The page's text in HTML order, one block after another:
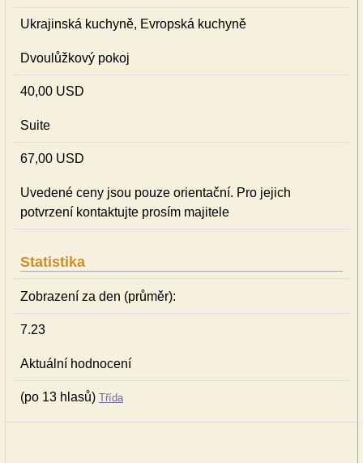
Ukrajinská kuchyně, Evropská kuchyně
Dvoulůžkový pokoj
40,00 USD
Suite
67,00 USD
Uvedené ceny jsou pouze orientační. Pro jejich
potvrzení kontaktujte prosím majitele
Statistika
Zobrazení za den (průměr):
7.23
Aktuální hodnocení
(po 13 hlasů) Třída